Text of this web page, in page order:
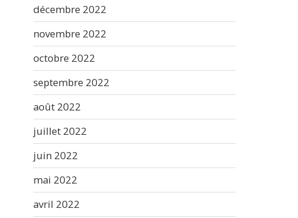
décembre 2022
novembre 2022
octobre 2022
septembre 2022
août 2022
juillet 2022
juin 2022
mai 2022
avril 2022